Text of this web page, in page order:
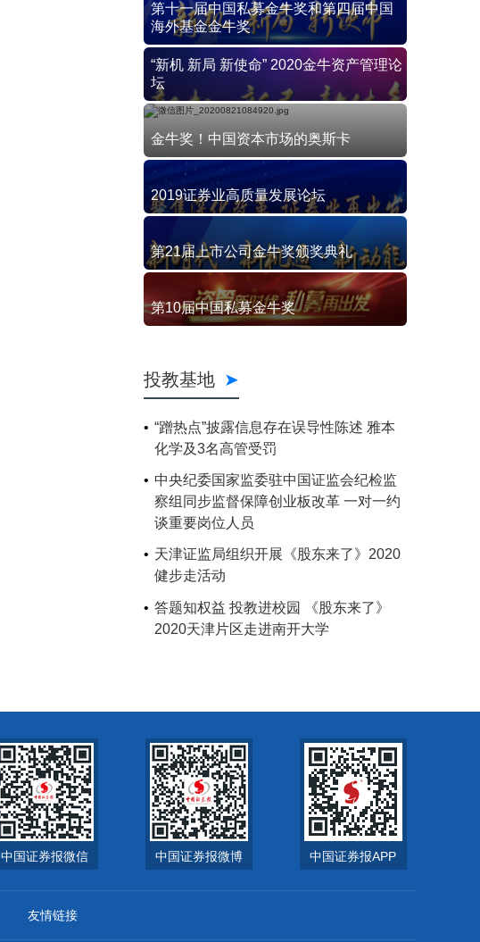
第十一届中国私募金牛奖和第四届中国
海外基金金牛奖
“新机 新局 新使命” 2020金牛资产管理论
坛
金牛奖！中国资本市场的奥斯卡
2019证券业高质量发展论坛
第21届上市公司金牛奖颁奖典礼
第10届中国私募金牛奖
投教基地
“蹭热点”披露信息存在误导性陈述 雅本
化学及3名高管受罚
中央纪委国家监委驻中国证监会纪检监
察组同步监督保障创业板改革 一对一约
谈重要岗位人员
天津证监局组织开展《股东来了》2020
健步走活动
答题知权益 投教进校园 《股东来了》
2020天津片区走进南开大学
中国证券报微信 中国证券报微博 中国证券报APP
友情链接